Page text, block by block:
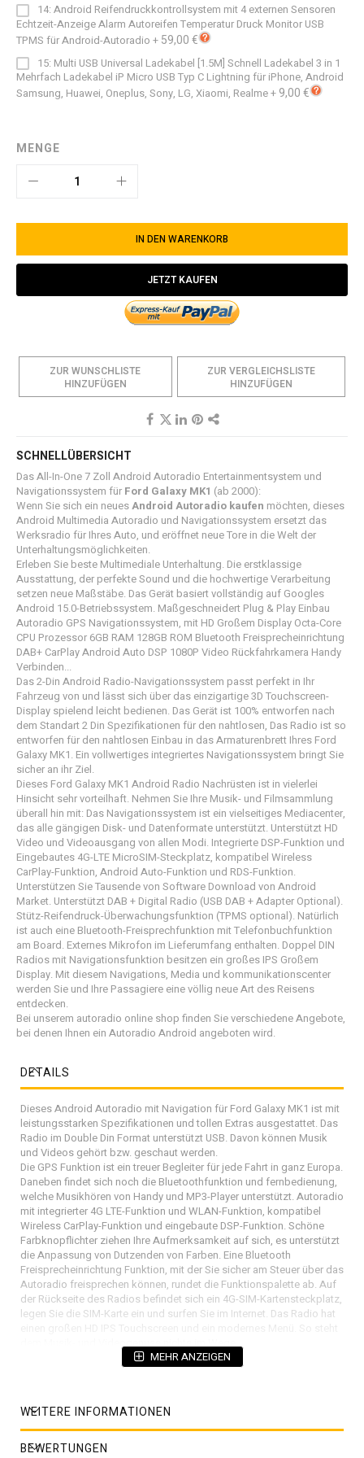
14: Android Reifendruckkontrollsystem mit 4 externen Sensoren
Echtzeit-Anzeige Alarm Autoreifen Temperatur Druck Monitor USB
TPMS für Android-Autoradio + 59,00 €
15: Multi USB Universal Ladekabel [1.5M] Schnell Ladekabel 3 in 1
Mehrfach Ladekabel iP Micro USB Typ C Lightning für iPhone, Android
Samsung, Huawei, Oneplus, Sony, LG, Xiaomi, Realme+ 9,00 €
MENGE
IN DEN WARENKORB
JETZT KAUFEN
ZUR WUNSCHLISTE
HINZUFÜGEN
ZUR VERGLEICHSLISTE
HINZUFÜGEN
SCHNELLÜBERSICHT
Das All-In-One 7 Zoll Android Autoradio Entertainmentsystem und
Navigationssystem für Ford Galaxy MK1 (ab 2000):
Wenn Sie sich ein neuesAndroid Autoradio kaufen möchten, dieses
Android Multimedia Autoradio und Navigationssystem ersetzt das
Werksradio für Ihres Auto, und eröffnet neue Tore in die Welt der
Unterhaltungsmöglichkeiten.
Erleben Sie beste Multimediale Unterhaltung. Die erstklassige
Ausstattung, der perfekte Sound und die hochwertige Verarbeitung
setzen neue Maßstäbe. Das Gerät basiert vollständig auf Googles
Android 15.0-Betriebssystem. Maßgeschneidert Plug & Play Einbau
Autoradio GPS Navigationssystem, mit HD Großem Display Octa-Core
CPU Prozessor 6GB RAM 128GB ROM Bluetooth Freisprecheinrichtung​
DAB+ CarPlay Android Auto DSP 1080P Video Rückfahrkamera Handy
Verbinden​...
Das 2-Din Android Radio-Navigationssystem passt perfekt in Ihr
Fahrzeug von und lässt sich über das einzigartige 3D Touchscreen-
Display spielend leicht bedienen. Das Gerät ist 100% entworfen nach
dem Standart 2 Din Spezifikationen für den nahtlosen, Das Radio ist so
entworfen für den nahtlosen Einbau in das Armaturenbrett Ihres Ford
Galaxy MK1. Ein vollwertiges integriertes Navigationssystem bringt Sie
sicher an ihr Ziel.
Dieses Ford Galaxy MK1 Android Radio Nachrüsten ist in vielerlei
Hinsicht sehr vorteilhaft. Nehmen Sie Ihre Musik- und Filmsammlung
überall hin mit: Das Navigationssystem ist ein vielseitiges Mediacenter,
das alle gängigen Disk- und Datenformate unterstützt. Unterstützt HD
Video und Videoausgang von allen Modi. Integrierte DSP-Funktion und
Eingebautes 4G-LTE MicroSIM-Steckplatz, kompatibel Wireless
CarPlay-Funktion, Android Auto-Funktion und RDS-Funktion.
Unterstützen Sie Tausende von Software Download von Android
Market. Unterstützt DAB + Digital Radio (USB DAB + Adapter Optional).
Stütz-Reifendruck-Überwachungsfunktion (TPMS optional). Natürlich
ist auch eine Bluetooth-Freisprechfunktion mit Telefonbuchfunktion
am Board. Externes Mikrofon im Lieferumfang enthalten. Doppel DIN
Radios mit Navigationsfunktion besitzen ein großes IPS Großem
Display. Mit diesem Navigations, Media und kommunikationscenter
werden Sie und Ihre Passagiere eine völlig neue Art des Reisens
entdecken.
Bei unserem autoradio online shop finden Sie verschiedene Angebote,
bei denen Ihnen ein Autoradio Android angeboten wird.
DETAILS
Dieses Android Autoradio mit Navigation für Ford Galaxy MK1 ist mit
leistungsstarken Spezifikationen und tollen Extras ausgestattet. Das
Radio im Double Din Format unterstützt USB. Davon können Musik
und Videos gehört bzw. geschaut werden.
Die GPS Funktion ist ein treuer Begleiter für jede Fahrt in ganz Europa.
Daneben findet sich noch die Bluetoothfunktion und fernbedienung,
welche Musikhören von Handy und MP3-Player unterstützt. Autoradio
mit integrierter 4G LTE-Funktion und WLAN-Funktion, kompatibel
Wireless CarPlay-Funktion und eingebaute DSP-Funktion. Schöne
Farbknopflichter ziehen Ihre Aufmerksamkeit auf sich, es unterstützt
die Anpassung von Dutzenden von Farben. Eine Bluetooth
Freisprecheinrichtung Funktion, mit der Sie sicher am Steuer über das
Autoradio freisprechen können, rundet die Funktionspalette ab. Auf
der Rückseite des Radios befindet sich ein 4G-SIM-Kartensteckplatz,
legen Sie die SIM-Karte ein und surfen Sie im Internet. Das Radio hat
dem Musik- und Videogenuss nichts im Wege.
Das Ford Galaxy MK1 Android Radio mit Navi Upgrade​ passt nahtlos
in den 2-DIN-Schacht Ihres Fahrzeugs.
Lieferung .
Zusammen mit dem Radio werden alle erforderlichen Kabel geliefert.
Das Gerät ist komplett Einbaufertig - Sie brauchen keine extra
MEHR ANZEIGEN
WEITERE INFORMATIONEN
BEWERTUNGEN